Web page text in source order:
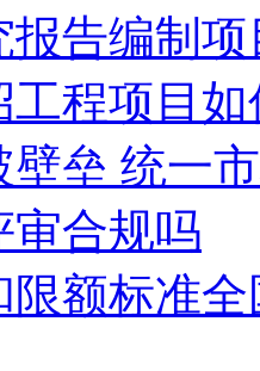
报告编制
工程项目
壁垒 统一
审合规吗
限额标准